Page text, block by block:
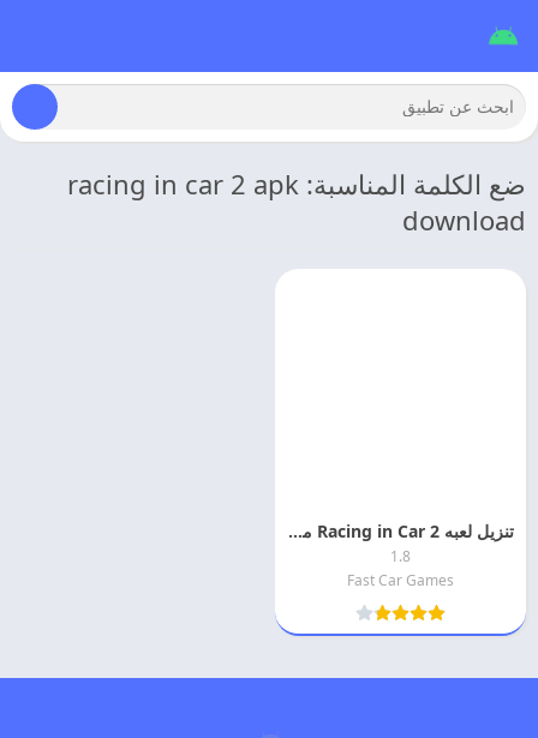
ضع الكلمة المناسبة: racing in car 2 apk
download
تنزيل لعبه Racing in Car 2 مهكره 2026 اخر تحديث
1.8
Fast Car Games